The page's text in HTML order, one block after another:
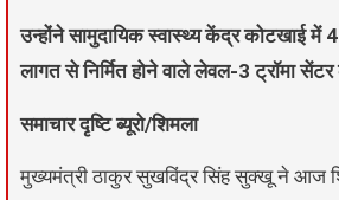
उन्होंने सामुदायिक स्वास्थ्य केंद्र कोटखाई में
लागत से निर्मित होने वाले लेवल-3 ट्रॉमा
समाचार दृष्टि ब्यूरो/शिमला
मुख्यमंत्री ठाकुर सुखविंद्र सिंह सुक्खू ने आज